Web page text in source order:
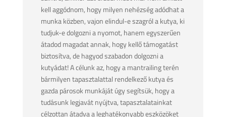
kell aggódnom, hogy milyen nehézség adódhat a
munka közben, vajon elindul-e szagról a kutya, ki
tudjuk-e dolgozni a nyomot, hanem egyszerűen
átadod magadat annak, hogy kellő támogatást
biztosítva, de hagyod szabadon dolgozni a
kutyádat! A célunk az, hogy a mantrailing terén
bármilyen tapasztalattal rendelkező kutya és
gazda párosok munkáját úgy segítsük, hogy a
tudásunk legjavát nyújtva, tapasztalatainkat
célzottan átadva a leghatékonyabb eszközöket